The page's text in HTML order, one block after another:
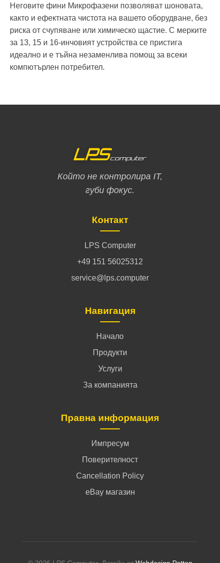
Неговите фини Микрофазени позволяват шоновата,
както и ефектната чистота на вашето оборудване, без
риска от счупяване или химическо щастие. С мерките
за 13, 15 и 16-инчовият устройства се пристига
идеално и е тъйна незаменлива помощ за всеки
компютърлен потребител.
Който не контролира IT,
губи фокус.
Контакт
LPS Computer
+49 151 56025312
service@lps.computer
Навигация
Начало
Продукти
Услуги
За компанията
Правна информация
Импресум
Поверителност
Cancellation Policy
eBay магазин